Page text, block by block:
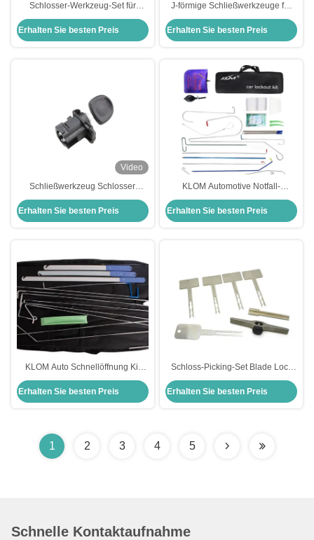
Schlosser-Werkzeug-Set für
Türnaht
Erhalten Sie besten Preis
J-förmige Schließwerkzeuge für
Glastür-Floorschlösser
Erhalten Sie besten Preis
Video
Schließwerkzeug Schlosser
Ersatz Autotürschloss für Opel
Autotürschloss
Erhalten Sie besten Preis
KLOM Automotive Notfall-
Schnellöffnungs-Kit Hochwertiges
Kfz-Schlosserwerkzeug
Erhalten Sie besten Preis
KLOM Auto Schnellöffnung Kit
Auto Schlosser Werkzeug Die
perfekte Lösung für das Öffnen
von Autotüren
Erhalten Sie besten Preis
Schloss-Picking-Set Blade Lock
Schnellöffnungswerkzeug für
zivile Schlosser
Erhalten Sie besten Preis
1 2 3 4 5
Schnelle Kontaktaufnahme